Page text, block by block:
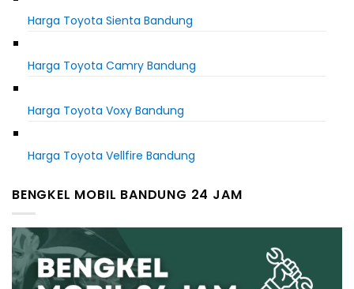
Harga Toyota Sienta Bandung
Harga Toyota Camry Bandung
Harga Toyota Voxy Bandung
Harga Toyota Vellfire Bandung
BENGKEL MOBIL BANDUNG 24 JAM